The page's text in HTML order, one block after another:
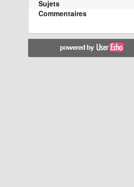
Sujets
Commentaires